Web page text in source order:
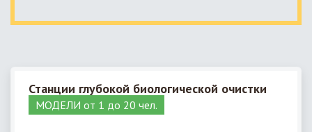
Станции глубокой биологической очистки
МОДЕЛИ от 1 до 20 чел.